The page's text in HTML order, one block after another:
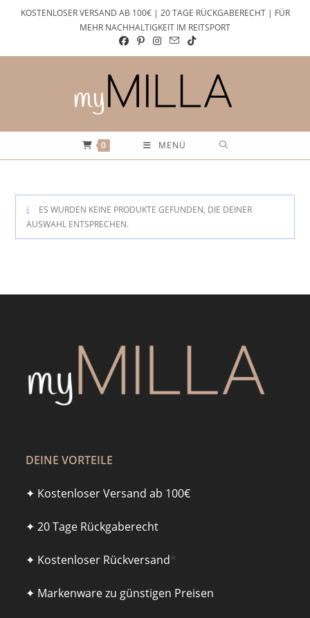
KOSTENLOSER VERSAND AB 100€ | 20 TAGE RÜCKGABERECHT | FÜR
MEHR NACHHALTIGKEIT IM REITSPORT
0 MENÜ
ES WURDEN KEINE PRODUKTE GEFUNDEN, DIE DEINER
AUSWAHL ENTSPRECHEN.
DEINE VORTEILE
✦ Kostenloser Versand ab 100€
✦ 20 Tage Rückgaberecht
✦ Kostenloser Rückversand*
✦ Markenware zu günstigen Preisen